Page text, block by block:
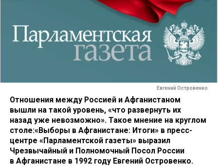
Евгений Островенко
Отношения между Россией и Афганистаном
вышли на такой уровень, «что развернуть их
назад уже невозможно». Такое мнение на круглом
столе:«Выборы в Афганистане: Итоги» в пресс-
центре «Парламентской газеты» выразил
Чрезвычайный и Полномочный Посол России
в Афганистане в 1992 году Евгений Островенко.